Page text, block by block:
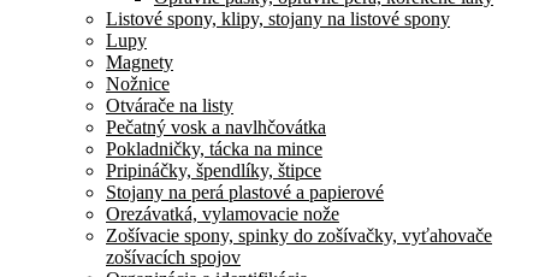
Listové spony, klipy, stojany na listové spony
Lupy
Magnety
Nožnice
Otvárače na listy
Pečatný vosk a navlhčovátka
Pokladničky, tácka na mince
Pripináčky, špendlíky, štipce
Stojany na perá plastové a papierové
Orezávatká, vylamovacie nože
Zošívacie spony, spinky do zošívačky, vyťahovače
zošívacích spojov